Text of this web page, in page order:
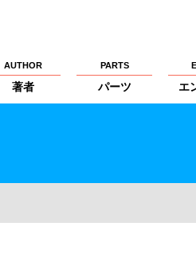
AUTHOR
著者
PARTS
パーツ エ